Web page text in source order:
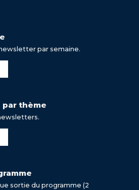
par semaine.
thème
sortie du programme (2